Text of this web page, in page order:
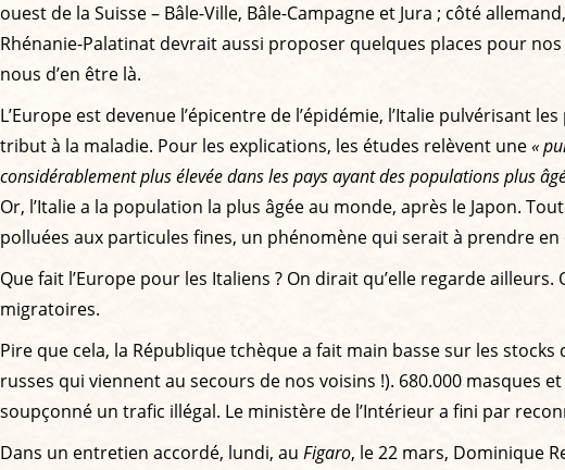
ouest de la Suisse – Bâle-Ville, Bâle-Campagne et Jura ; côté
Rhénanie-Palatinat devrait aussi proposer quelques places pour
nous d’en être là.
L’Europe est devenue l’épicentre de l’épidémie, l’Italie pulvérisant
tribut à la maladie. Pour les explications, les études relèvent une«
considérablement plus élevée dans les pays ayant des populations plus
Or, l’Italie a la population la plus âgée au monde, après le Japon.
polluées aux particules fines, un phénomène qui serait à prendre en
Que fait l’Europe pour les Italiens ? On dirait qu’elle regarde
migratoires.
Pire que cela, la République tchèque a fait main basse sur les
russes qui viennent au secours de nos voisins !). 680.000
soupçonné un trafic illégal. Le ministère de l’Intérieur a fini par
Dans un entretien accordé, lundi, au Figaro, le 22 mars, Dominique